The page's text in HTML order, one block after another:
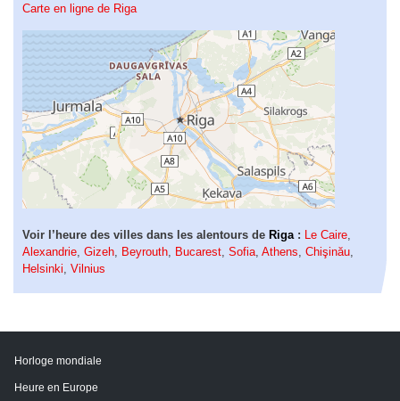
Carte en ligne de Riga
Voir l’heure des villes dans les alentours de Riga: Le Caire,
Alexandrie, Gizeh, Beyrouth, Bucarest, Sofia, Athens, Chişinău,
Helsinki, Vilnius
Horloge mondiale
Heure en Europe